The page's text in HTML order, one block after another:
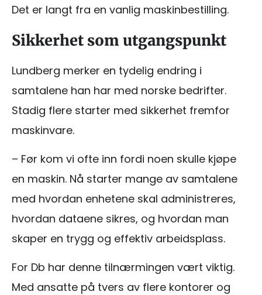
Det er langt fra en vanlig maskinbestilling.
Sikkerhet som utgangspunkt
Lundberg merker en tydelig endring i
samtalene han har med norske bedrifter.
Stadig flere starter med sikkerhet fremfor
maskinvare.
– Før kom vi ofte inn fordi noen skulle kjøpe
en maskin. Nå starter mange av samtalene
med hvordan enhetene skal administreres,
hvordan dataene sikres, og hvordan man
skaper en trygg og effektiv arbeidsplass.
For Db har denne tilnærmingen vært viktig.
Med ansatte på tvers av flere kontorer og